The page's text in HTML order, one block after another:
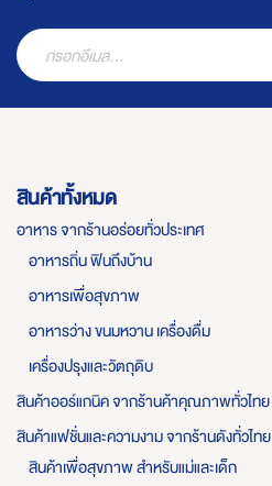
สินค้าทั้งหมด
อาหาร จากร้านอร่อยทั่วประเทศ
อาหารถิ่น ฟินถึงบ้าน
อาหารเพื่อสุขภาพ
อาหารว่าง ขนมหวาน เครื่องดื่ม
เครื่องปรุงและวัตถุดิบ
สินค้าออร์แกนิค จากร้านค้าคุณภาพทั่วไทย
สินค้าแฟชั่นและความงาม จากร้านดังทั่วไทย
สินค้าเพื่อสุขภาพ สำหรับแม่และเด็ก